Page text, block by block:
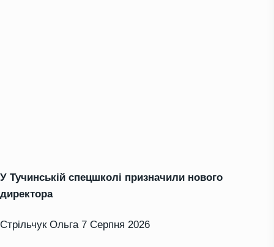
У Тучинській спецшколі призначили нового
директора
Стрільчук Ольга 7 Серпня 2026